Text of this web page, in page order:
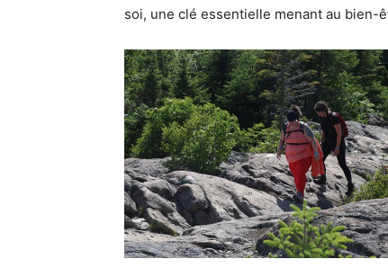
soi, une clé essentielle menant au bien-